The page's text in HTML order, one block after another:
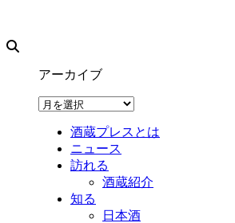
アーカイブ
ア
酒蔵プレスとは
ニュース
訪れる
酒蔵紹介
知る
日本酒